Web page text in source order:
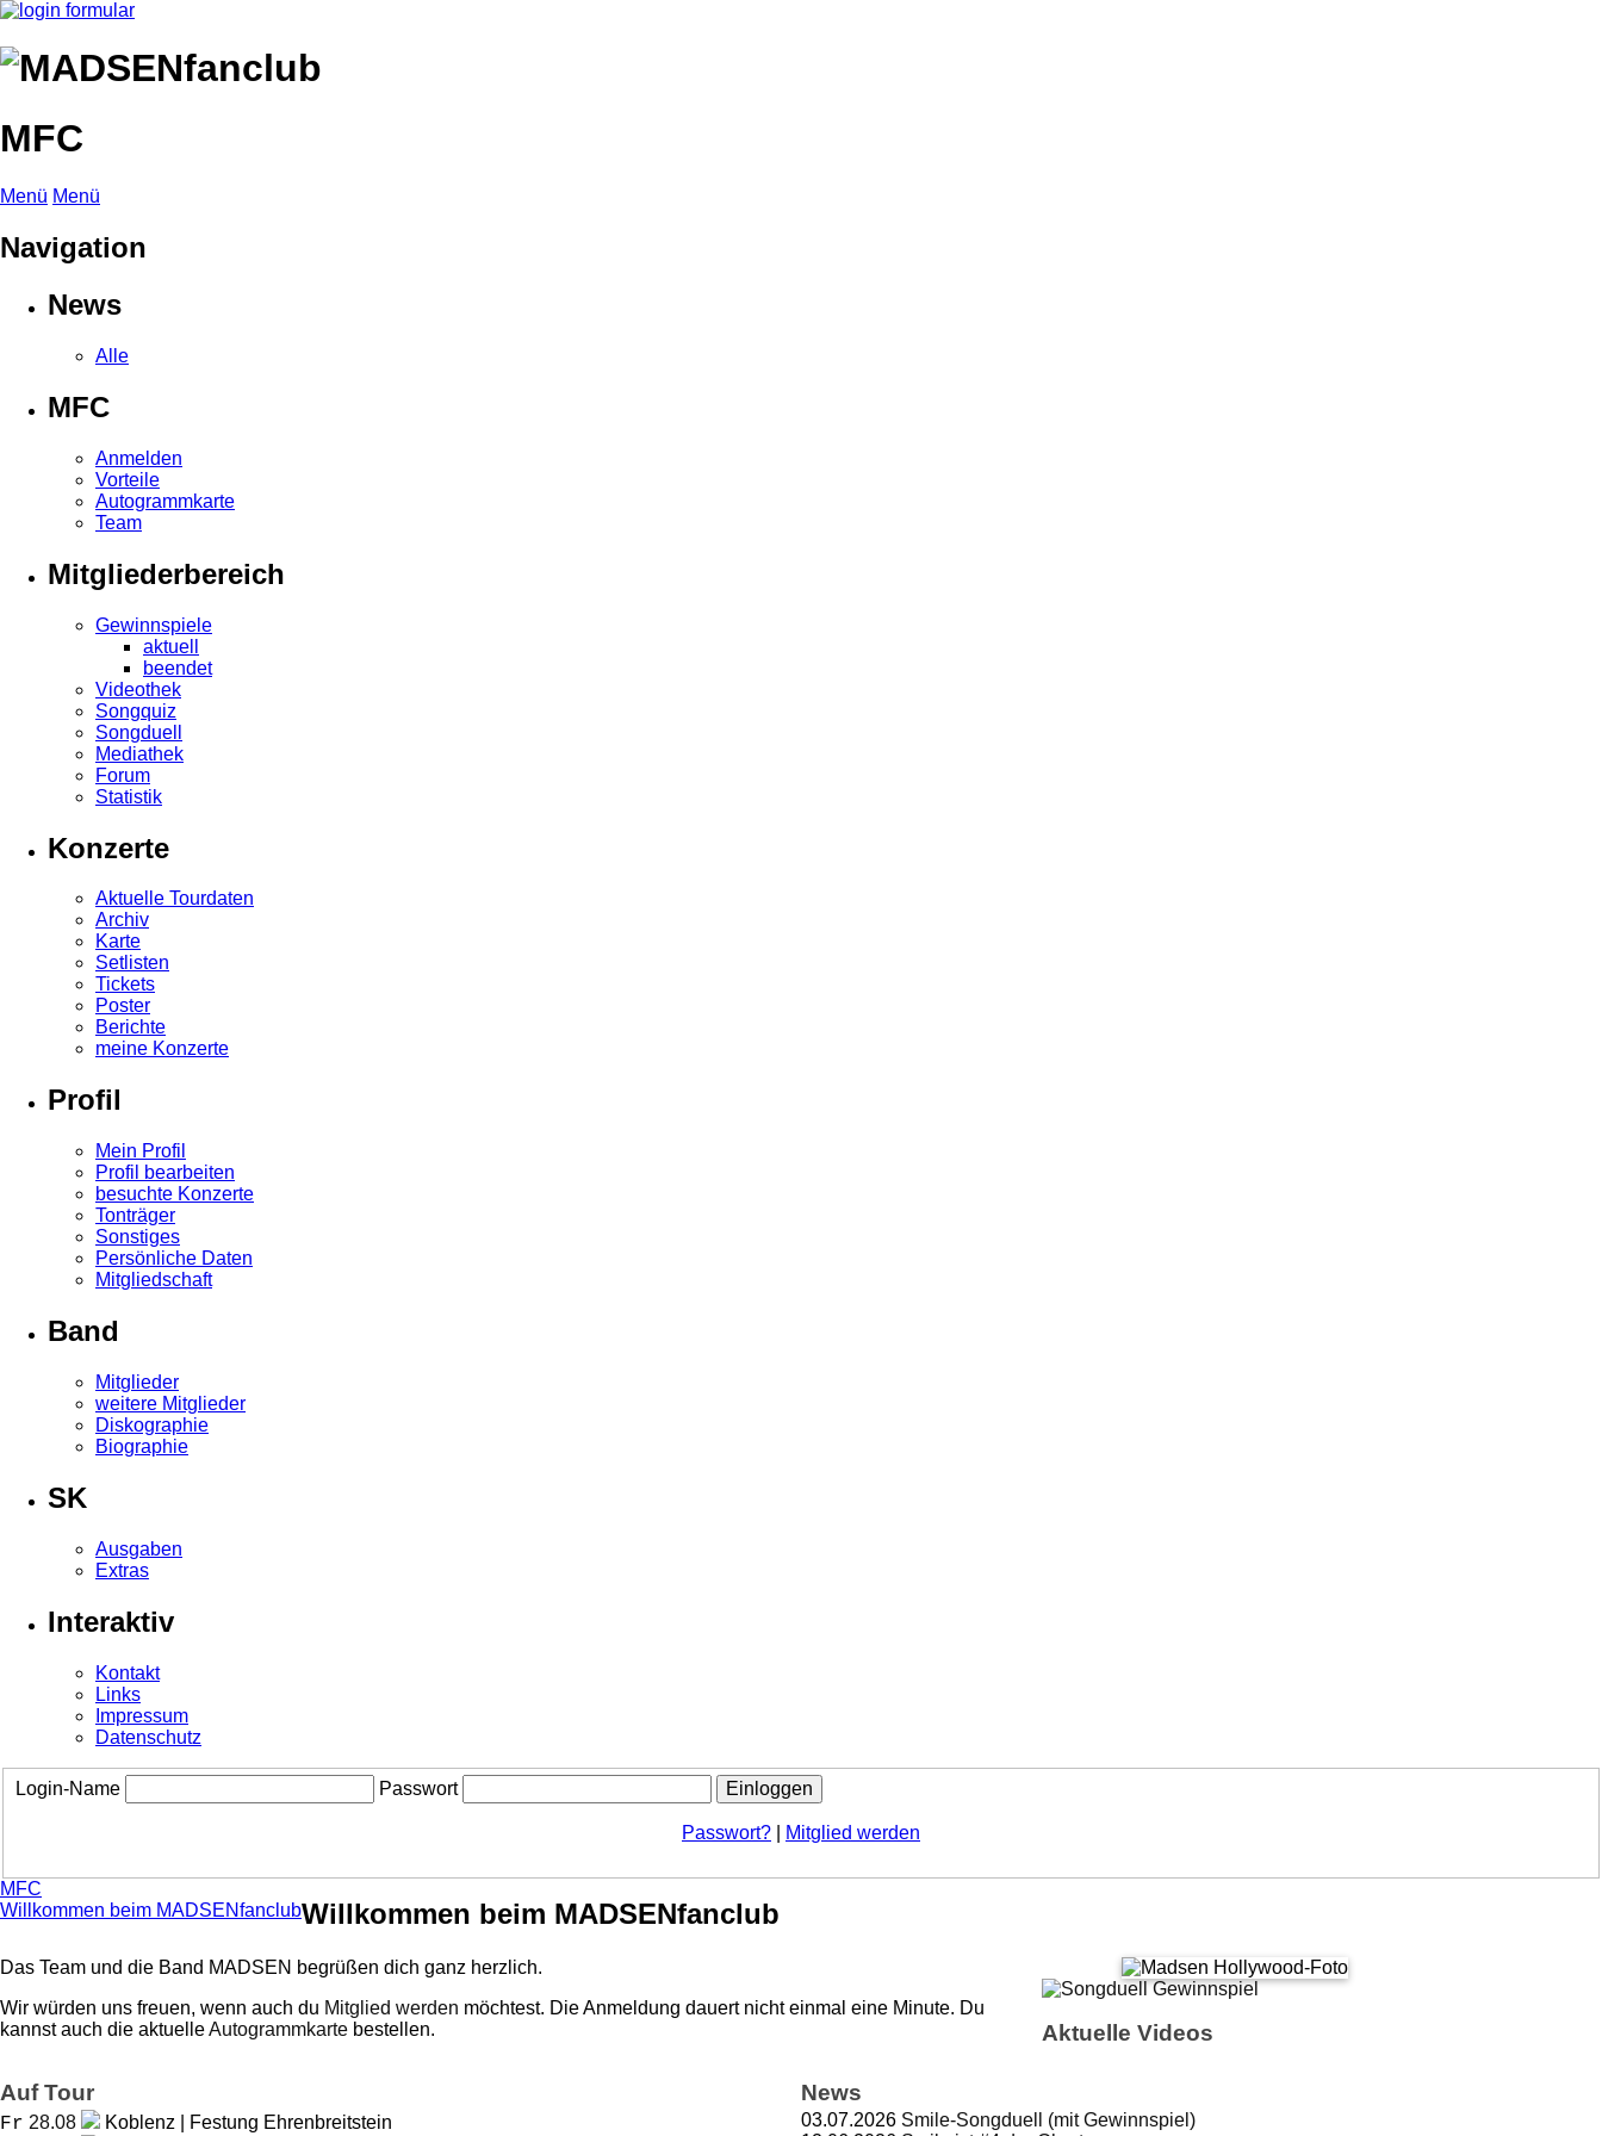
MFC
Menü Menü
Navigation
News
Alle
MFC
Anmelden
Vorteile
Autogrammkarte
Team
Mitgliederbereich
Gewinnspiele
aktuell
beendet
Videothek
Songquiz
Songduell
Mediathek
Forum
Statistik
Konzerte
Aktuelle Tourdaten
Archiv
Karte
Setlisten
Tickets
Poster
Berichte
meine Konzerte
Profil
Mein Profil
Profil bearbeiten
besuchte Konzerte
Tonträger
Sonstiges
Persönliche Daten
Mitgliedschaft
Band
Mitglieder
weitere Mitglieder
Diskographie
Biographie
SK
Ausgaben
Extras
Interaktiv
Kontakt
Links
Impressum
Datenschutz
Login-Name Passwort
Passwort? Mitglied werden
MFC
Willkommen beim MADSENfanclubWillkommen beim MADSENfanclub
Das Team und die Band MADSEN begrüßen dich ganz herzlich.
Wir würden uns freuen, wenn auch du Mitglied werden möchtest. Die Anmeldung dauert nicht einmal eine Minute. Du
kannst auch die aktuelleAutogrammkarte bestellen.
Auf Tour
Fr 28.08 Koblenz | Festung Ehrenbreitstein
News
03.07.2026 Smile-Songduell (mit Gewinnspiel)
Aktuelle Videos